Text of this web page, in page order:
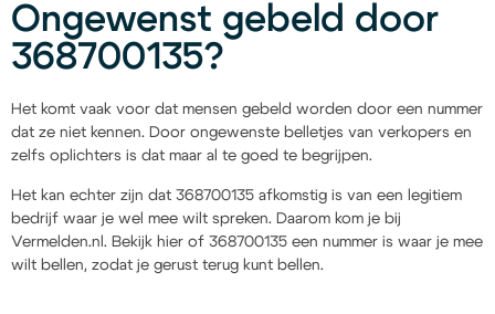
Ongewenst gebeld door
368700135?
Het komt vaak voor dat mensen gebeld worden door een nummer
dat ze niet kennen. Door ongewenste belletjes van verkopers en
zelfs oplichters is dat maar al te goed te begrijpen.
Het kan echter zijn dat 368700135 afkomstig is van een legitiem
bedrijf waar je wel mee wilt spreken. Daarom kom je bij
Vermelden.nl. Bekijk hier of 368700135 een nummer is waar je mee
wilt bellen, zodat je gerust terug kunt bellen.